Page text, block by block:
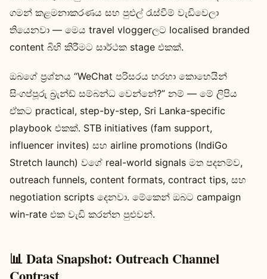
ගමන් කළමනාකරණය සහ පුළුල් රැස්වීම් වැඩිවෙලා
තියෙනවා — මෙය travel vloggerලට localised branded
content බිහි කිරීමට සාර්ථක stage එකක්.
ඔබගේ ප්‍රශ්නය “WeChat පරිසරය හරහා කොහෙයින්
සිංගප්පූරු බ්‍රැන්ඩ් සම්බන්ධ වෙන්නේ?” නම් — මේ ලිපිය
ඒකට practical, step-by-step, Sri Lanka-specific
playbook එකක්. STB initiatives (fam support,
influencer invites) සහ airline promotions (IndiGo
Stretch launch) වගේ real-world signals මත පදනම්ව,
outreach funnels, content formats, contract tips, සහ
negotiation scripts දෙනවා. මේකෙන් ඔබට campaign
win-rate එක වැඩි කරන්න පුළුවන්.
📊 Data Snapshot: Outreach Channel